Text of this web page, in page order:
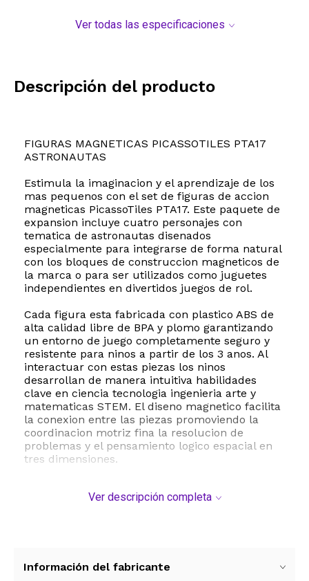
Ver todas las especificaciones
Descripción del producto
FIGURAS MAGNETICAS PICASSOTILES PTA17
ASTRONAUTAS
Estimula la imaginacion y el aprendizaje de los
mas pequenos con el set de figuras de accion
magneticas PicassoTiles PTA17. Este paquete de
expansion incluye cuatro personajes con
tematica de astronautas disenados
especialmente para integrarse de forma natural
con los bloques de construccion magneticos de
la marca o para ser utilizados como juguetes
independientes en divertidos juegos de rol.
Cada figura esta fabricada con plastico ABS de
alta calidad libre de BPA y plomo garantizando
un entorno de juego completamente seguro y
resistente para ninos a partir de los 3 anos. Al
interactuar con estas piezas los ninos
desarrollan de manera intuitiva habilidades
clave en ciencia tecnologia ingenieria arte y
matematicas STEM. El diseno magnetico facilita
la conexion entre las piezas promoviendo la
coordinacion motriz fina la resolucion de
problemas y el pensamiento logico espacial en
tres dimensiones.
cualquier coleccion de bloques magneticos
previo por lo que la diversion comienza de
Ver descripción completa
Información del fabricante